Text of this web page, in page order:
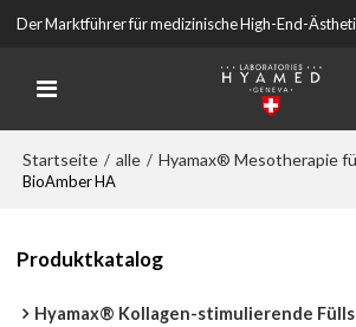
Der Marktführer für medizinische High-End-
Startseite / alle / Hyamax® Mesotherapie
BioAmber HA
Produktkatalog
Hyamax® Kollagen-stimulierende